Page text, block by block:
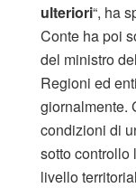
ulteriori“, ha
Conte ha poi
del ministro
Regioni ed
giornalmente.
condizioni di
sotto controllo
livello